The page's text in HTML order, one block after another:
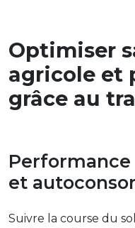
Optimiser
agricole et
grâce au
et
Suivre la course du